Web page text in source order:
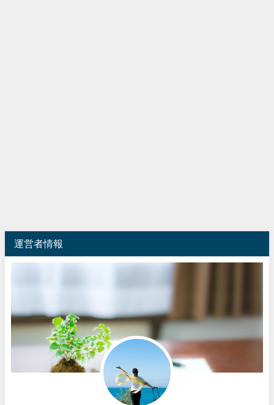
運営者情報